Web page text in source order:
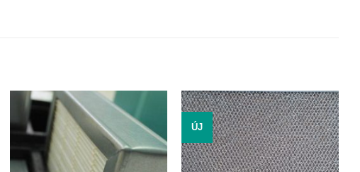
ÚJ